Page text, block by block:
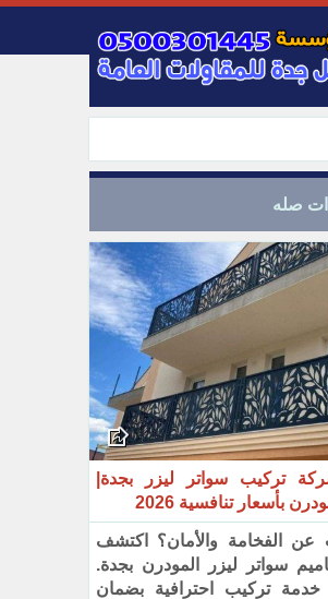
صله
تركيب سواتر ليزر بجدة|
بأسعار تنافسية 2026
الفخامة والأمان؟ اكتشف
سواتر ليزر المودرن بجدة.
تركيب احترافية بضمان